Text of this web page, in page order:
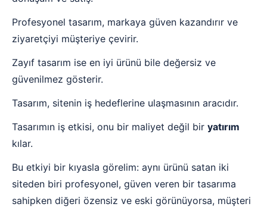
Profesyonel tasarım, markaya güven kazandırır ve
ziyaretçiyi müşteriye çevirir.
Zayıf tasarım ise en iyi ürünü bile değersiz ve
güvenilmez gösterir.
Tasarım, sitenin iş hedeflerine ulaşmasının aracıdır.
Tasarımın iş etkisi, onu bir maliyet değil bir yatırım
kılar.
Bu etkiyi bir kıyasla görelim: aynı ürünü satan iki
siteden biri profesyonel, güven veren bir tasarıma
sahipken diğeri özensiz ve eski görünüyorsa, müşteri